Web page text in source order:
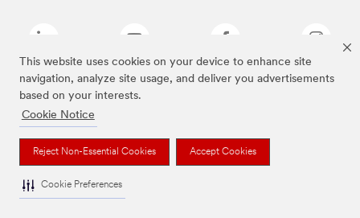
This website uses cookies on your device to enhance site
navigation, analyze site usage, and deliver you advertisements
based on your interests.
Cookie Notice
Reject Non-Essential Cookies Accept Cookies
Cookie Preferences
As marcas listadas a cima são marcas comerciais da 3M.